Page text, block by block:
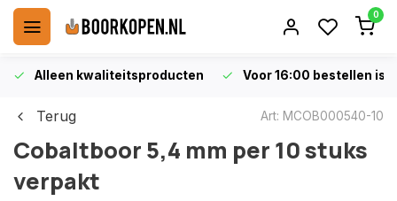
0
Alleen kwaliteitsproducten Voor 16:00 bestellen is
Terug Art: MCOB000540-10
Cobaltboor 5,4 mm per 10 stuks
verpakt